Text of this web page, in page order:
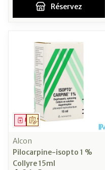
Réservez
Sur prescription
Médicament
Alcon
Pilocarpine-isopto 1 %
Collyre 15ml